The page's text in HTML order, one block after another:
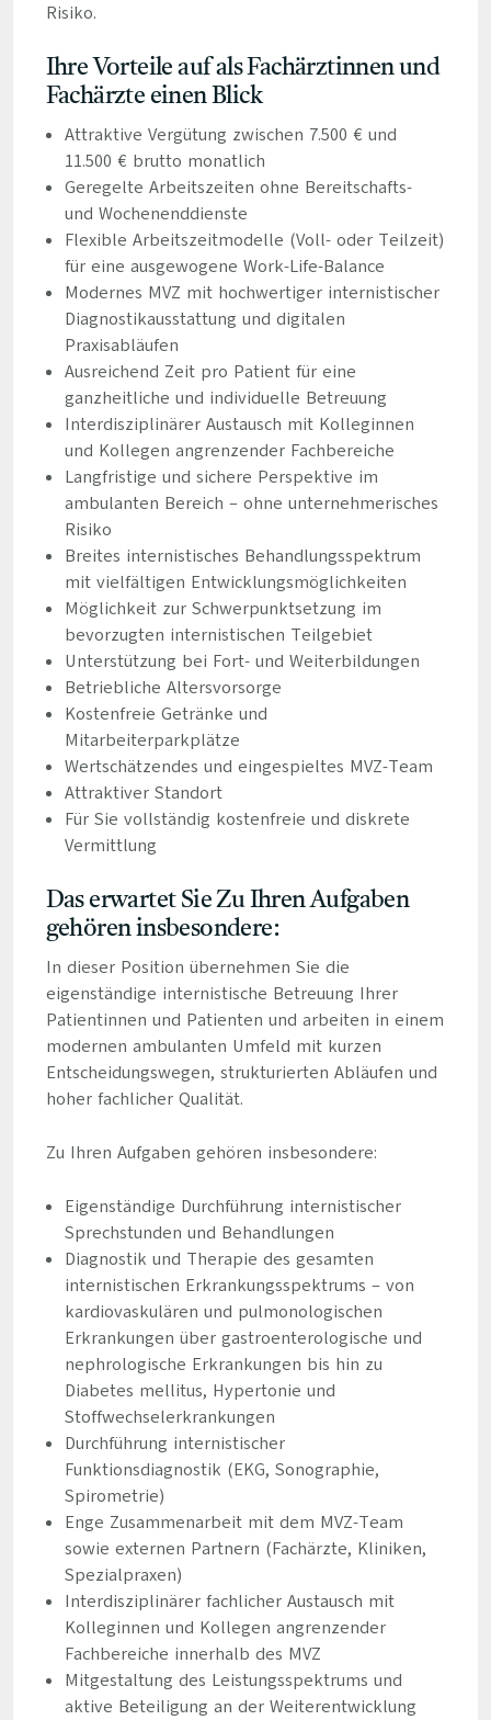
Risiko.
Ihre Vorteile auf als Fachärztinnen und
Fachärzte einen Blick
Attraktive Vergütung zwischen 7.500 € und
11.500 € brutto monatlich
Geregelte Arbeitszeiten ohne Bereitschafts-
und Wochenenddienste
Flexible Arbeitszeitmodelle (Voll- oder Teilzeit)
für eine ausgewogene Work-Life-Balance
Modernes MVZ mit hochwertiger internistischer
Diagnostikausstattung und digitalen
Praxisabläufen
Ausreichend Zeit pro Patient für eine
ganzheitliche und individuelle Betreuung
Interdisziplinärer Austausch mit Kolleginnen
und Kollegen angrenzender Fachbereiche
Langfristige und sichere Perspektive im
ambulanten Bereich – ohne unternehmerisches
Risiko
Breites internistisches Behandlungsspektrum
mit vielfältigen Entwicklungsmöglichkeiten
Möglichkeit zur Schwerpunktsetzung im
bevorzugten internistischen Teilgebiet
Unterstützung bei Fort- und Weiterbildungen
Betriebliche Altersvorsorge
Kostenfreie Getränke und
Mitarbeiterparkplätze
Wertschätzendes und eingespieltes MVZ-Team
Attraktiver Standort
Für Sie vollständig kostenfreie und diskrete
Vermittlung
Das erwartet Sie Zu Ihren Aufgaben
gehören insbesondere:
In dieser Position übernehmen Sie die
eigenständige internistische Betreuung Ihrer
Patientinnen und Patienten und arbeiten in einem
modernen ambulanten Umfeld mit kurzen
Entscheidungswegen, strukturierten Abläufen und
hoher fachlicher Qualität.
Zu Ihren Aufgaben gehören insbesondere:
Eigenständige Durchführung internistischer
Sprechstunden und Behandlungen
Diagnostik und Therapie des gesamten
internistischen Erkrankungsspektrums – von
kardiovaskulären und pulmonologischen
Erkrankungen über gastroenterologische und
nephrologische Erkrankungen bis hin zu
Diabetes mellitus, Hypertonie und
Stoffwechselerkrankungen
Durchführung internistischer
Funktionsdiagnostik (EKG, Sonographie,
Spirometrie)
Enge Zusammenarbeit mit dem MVZ-Team
sowie externen Partnern (Fachärzte, Kliniken,
Spezialpraxen)
Interdisziplinärer fachlicher Austausch mit
Kolleginnen und Kollegen angrenzender
Fachbereiche innerhalb des MVZ
Mitgestaltung des Leistungsspektrums und
aktive Beteiligung an der Weiterentwicklung